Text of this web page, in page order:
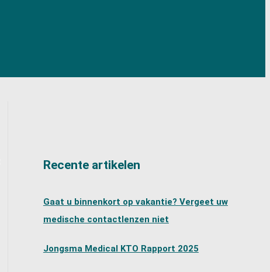
Recente artikelen
Gaat u binnenkort op vakantie? Vergeet uw
medische contactlenzen niet
Jongsma Medical KTO Rapport 2025